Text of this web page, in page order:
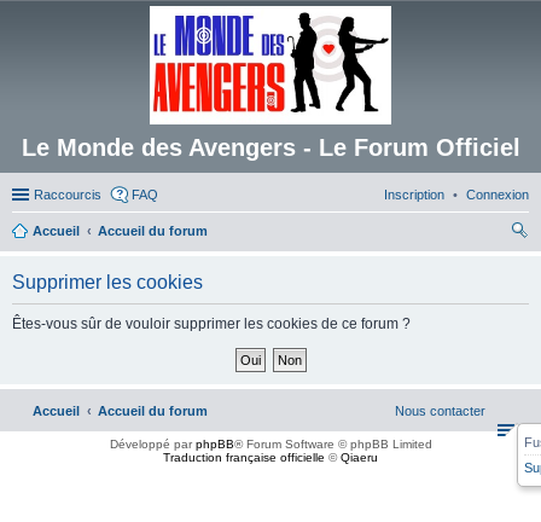
Le Monde des Avengers - Le Forum Officiel
Raccourcis FAQ Connexion
Inscription
Accueil
Accueil du forum
Supprimer les cookies
Êtes-vous sûr de vouloir supprimer les cookies de ce forum ?
Accueil Accueil du forum Nous contacter
Développé parphpBB® Forum Software © phpBB Limited
Traduction française officielle ©Qiaeru